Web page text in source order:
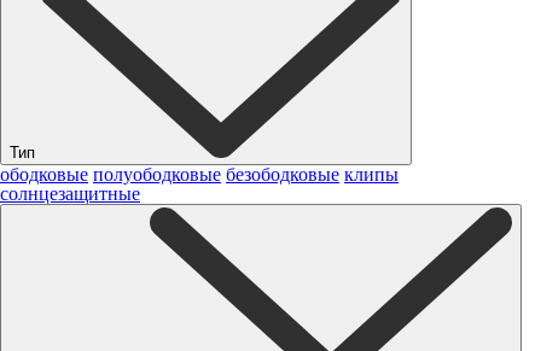
Тип
ободковые полуободковые безободковые клипы
солнцезащитные